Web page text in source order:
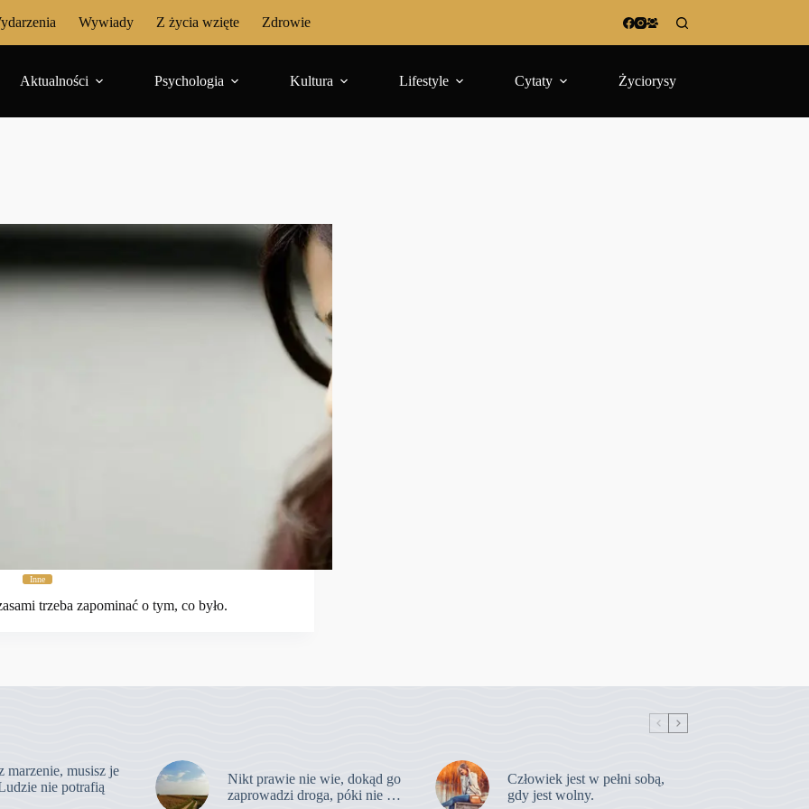
Wywiady Z życia wzięte Zdrowie
Aktualności Psychologia Kultura Lifestyle Cytaty Życiorysy
Inne
trzeba zapominać o tym, co było.
marzenie, musisz je
nie potrafią
Nikt prawie nie wie, dokąd go
zaprowadzi droga, póki nie …
Człowiek jest w pełni sobą,
gdy jest wolny.